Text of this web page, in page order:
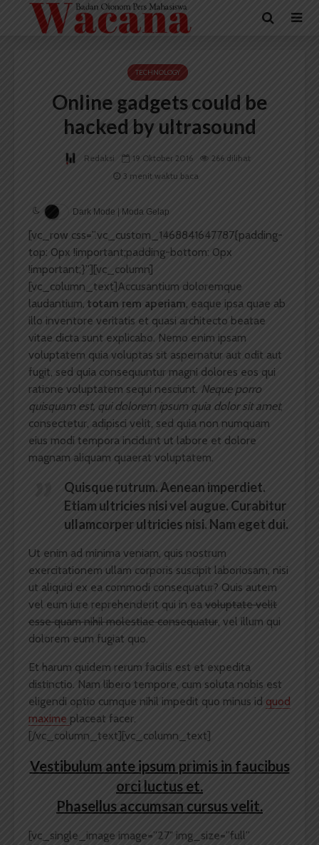
TECHNOLOGY
Online gadgets could be
hacked by ultrasound
Redaksi 19 Oktober 2016
266 dilihat
3 menit waktu baca
Dark Mode | Moda Gelap
[vc_row css=”.vc_custom_1468841647787{padding-
top: 0px !important;padding-bottom: 0px
!important;}”][vc_column]
[vc_column_text]Accusantium doloremque
laudantium, totam rem aperiam, eaque ipsa quae ab
illo inventore veritatis et quasi architecto beatae
vitae dicta sunt explicabo. Nemo enim ipsam
voluptatem quia voluptas sit aspernatur aut odit aut
fugit, sed quia consequuntur magni dolores eos qui
ratione voluptatem sequi nesciunt. Neque porro
quisquam est, qui dolorem ipsum quia dolor sit amet,
consectetur, adipisci velit, sed quia non numquam
eius modi tempora incidunt ut labore et dolore
magnam aliquam quaerat voluptatem.
Quisque rutrum. Aenean imperdiet.
Etiam ultricies nisi vel augue. Curabitur
ullamcorper ultricies nisi. Nam eget dui.
Ut enim ad minima veniam, quis nostrum
exercitationem ullam corporis suscipit laboriosam, nisi
ut aliquid ex ea commodi consequatur? Quis autem
vel eum iure reprehenderit qui in ea voluptate velit
esse quam nihil molestiae consequatur, vel illum qui
dolorem eum fugiat quo.
Et harum quidem rerum facilis est et expedita
distinctio. Nam libero tempore, cum soluta nobis est
eligendi optio cumque nihil impedit quo minus id quod
maxime placeat facer.
[/vc_column_text][vc_column_text]
Vestibulum ante ipsum primis in faucibus
orci luctus et.
Phasellus accumsan cursus velit.
[vc_single_image image=”27″ img_size=”full”